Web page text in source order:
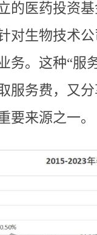
的医药投资
对‌‌生物技术
务。这种“服
服务费，又
要来源之一。